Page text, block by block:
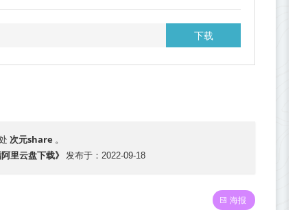
下载
次元share 。
里云盘​下载》 发布于：2022-09-18
海报